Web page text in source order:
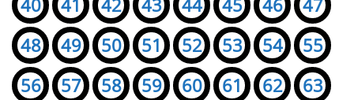
40
41 42 43 44 45 46
47
48
49 50 51 52 53 54
55
56
57 58 59 60 61 62
63